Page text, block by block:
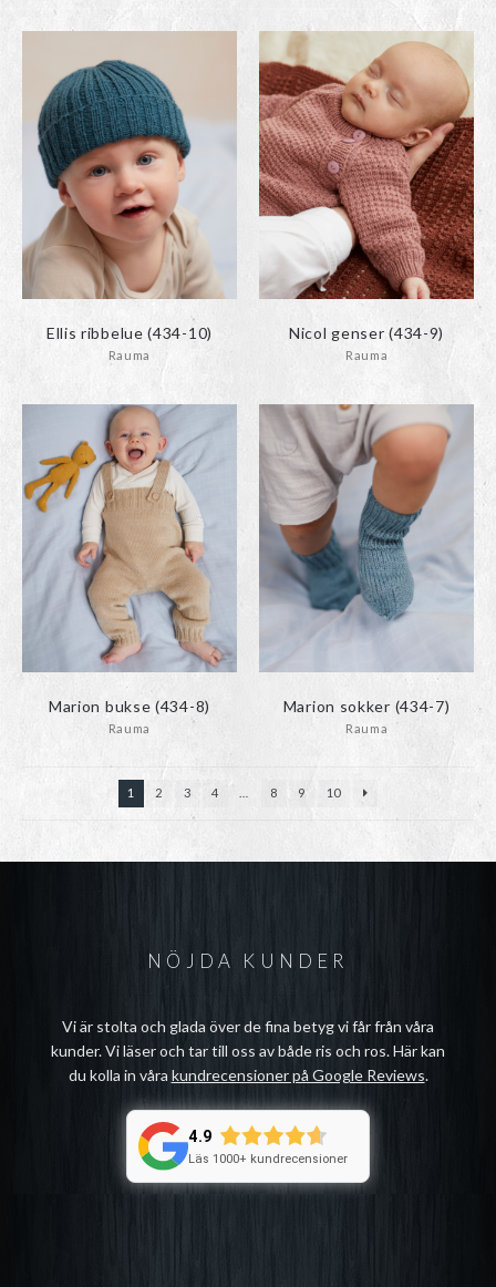
Ellis ribbelue (434-10)
Rauma
Nicol genser (434-9)
Rauma
Marion bukse (434-8)
Rauma
Marion sokker (434-7)
Rauma
1 2 3 4 8 9 10
NÖJDA KUNDER
Vi är stolta och glada över de fina betyg vi får från våra
kunder. Vi läser och tar till oss av både ris och ros. Här kan
du kolla in våra kundrecensioner på Google Reviews.
4.9
Läs 1000+ kundrecensioner